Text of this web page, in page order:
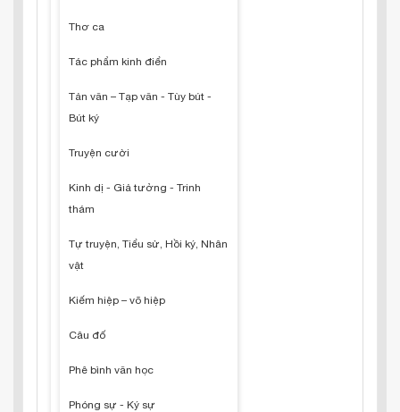
Thơ ca
Tác phẩm kinh điển
Tản văn – Tạp văn - Tùy bút -
Bút ký
Truyện cười
Kinh dị - Giả tưởng - Trinh
thám
Tự truyện, Tiểu sử, Hồi ký, Nhân
vật
Kiếm hiệp – võ hiệp
Câu đố
Phê bình văn học
Phóng sự - Ký sự